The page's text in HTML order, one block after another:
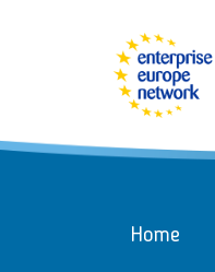
Vai ai contenuti
Menu di navigazione
Home